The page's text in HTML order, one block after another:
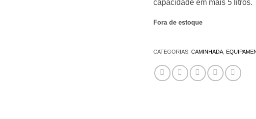
capacidade em mais 5 litros.
Fora de estoque
CATEGORIAS: CAMINHADA